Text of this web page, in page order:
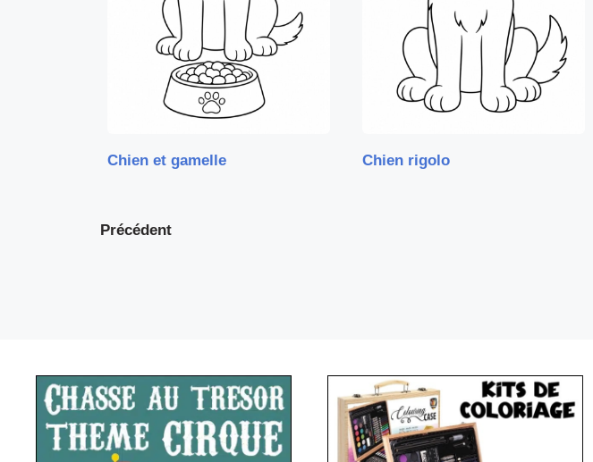
Chien et gamelle Chien rigolo
Précédent